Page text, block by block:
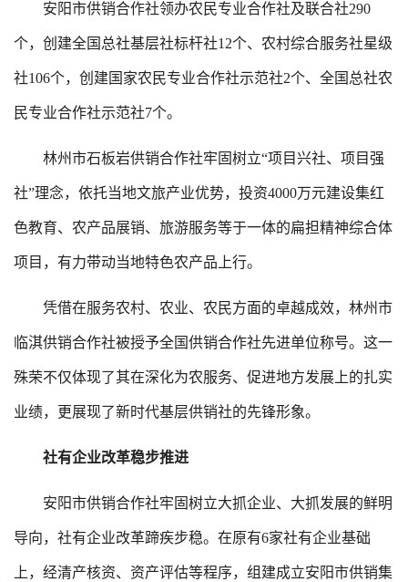
安阳市供销合作社领办农民专业合作社及联合社290
个，创建全国总社基层社标杆社12个、农村综合服务社星级
社106个，创建国家农民专业合作社示范社2个、全国总社农
民专业合作社示范社7个。
林州市石板岩供销合作社牢固树立“项目兴社、项目强
社”理念，依托当地文旅产业优势，投资4000万元建设集红
色教育、农产品展销、旅游服务等于一体的扁担精神综合体
项目，有力带动当地特色农产品上行。
凭借在服务农村、农业、农民方面的卓越成效，林州市
临淇供销合作社被授予全国供销合作社先进单位称号。这一
殊荣不仅体现了其在深化为农服务、促进地方发展上的扎实
业绩，更展现了新时代基层供销社的先锋形象。
社有企业改革稳步推进
安阳市供销合作社牢固树立大抓企业、大抓发展的鲜明
导向，社有企业改革蹄疾步稳。在原有6家社有企业基础
上，经清产核资、资产评估等程序，组建成立安阳市供销集